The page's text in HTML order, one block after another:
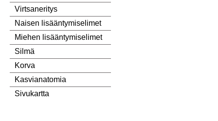
Virtsaneritys
Naisen lisääntymiselimet
Miehen lisääntymiselimet
Silmä
Korva
Kasvianatomia
Sivukartta